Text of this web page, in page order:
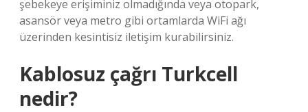
şebekeye erişiminiz olmadığında veya otopark,
asansör veya metro gibi ortamlarda WiFi ağı
üzerinden kesintisiz iletişim kurabilirsiniz.
Kablosuz çağrı Turkcell
nedir?